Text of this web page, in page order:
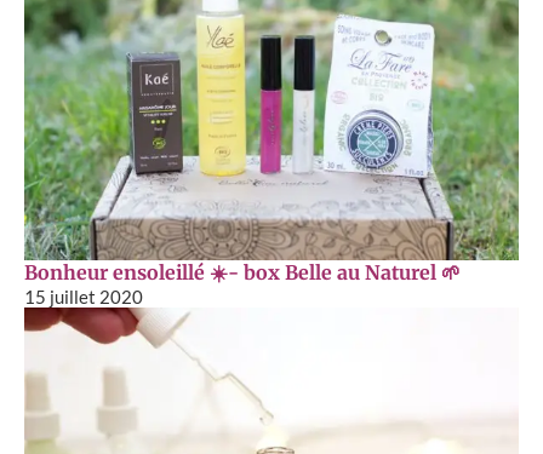
Bonheur ensoleillé ☀️- box Belle au Naturel 🌱
15 juillet 2020